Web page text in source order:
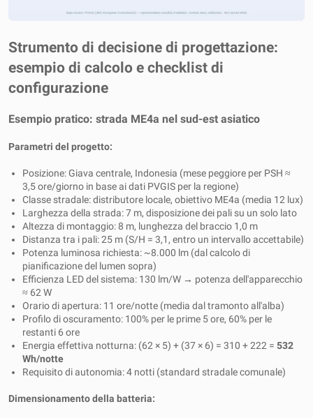
Strumento di decisione di progettazione:
esempio di calcolo e checklist di
configurazione
Esempio pratico: strada ME4a nel sud-est asiatico
Parametri del progetto:
Posizione: Giava centrale, Indonesia (mese peggiore per PSH ≈
3,5 ore/giorno in base ai dati PVGIS per la regione)
Classe stradale: distributore locale, obiettivo ME4a (media 12 lux)
Larghezza della strada: 7 m, disposizione dei pali su un solo lato
Altezza di montaggio: 8 m, lunghezza del braccio 1,0 m
Distanza tra i pali: 25 m (S/H = 3,1, entro un intervallo accettabile)
Potenza luminosa richiesta: ~8.000 lm (dal calcolo di
pianificazione del lumen sopra)
Efficienza LED del sistema: 130 lm/W → potenza dell'apparecchio
≈ 62 W
Orario di apertura: 11 ore/notte (media dal tramonto all'alba)
Profilo di oscuramento: 100% per le prime 5 ore, 60% per le
restanti 6 ore
Energia effettiva notturna: (62 × 5) + (37 × 6) = 310 + 222 = 532
Wh/notte
Requisito di autonomia: 4 notti (standard stradale comunale)
Dimensionamento della batteria: